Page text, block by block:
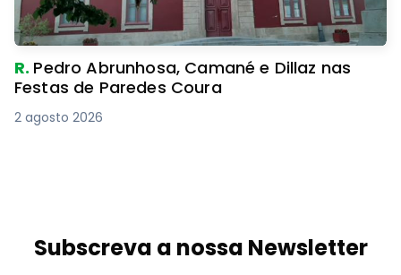
R. Pedro Abrunhosa, Camané e Dillaz nas
Festas de Paredes Coura
2 agosto 2026
Subscreva a nossa Newsletter